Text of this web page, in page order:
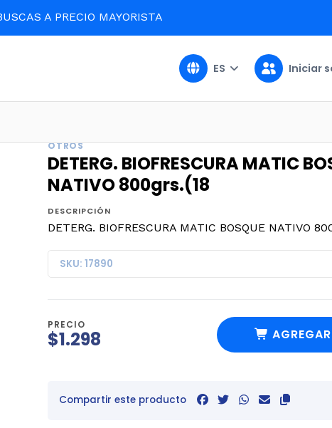
A PRECIO MAYORISTA
ES Iniciar
OTROS
DETERG. BIOFRESCURA MATIC
NATIVO 800grs.(18
DESCRIPCIÓN
DETERG. BIOFRESCURA MATIC BOSQUE NATIVO
SKU: 17890
PRECIO
$1.298
Compartir este producto